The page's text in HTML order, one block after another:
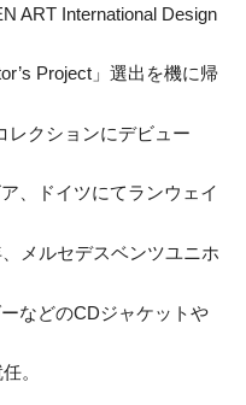
ART International Design
Project」選出を機に帰
レクションにデビュー
、ドイツにてランウェイ
メルセデスベンツユニホ
などのCDジャケットや
。